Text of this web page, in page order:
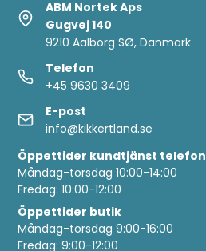
ABM Nortek Aps
Gugvej 140
9210 Aalborg SØ, Danmark
Telefon
+45 9630 3409
E-post
info@kikkertland.se
Öppettider kundtjänst telefon
Måndag-torsdag 10:00-14:00
Fredag: 10:00-12:00
Öppettider butik
Måndag-torsdag 9:00-16:00
Fredag: 9:00-12:00